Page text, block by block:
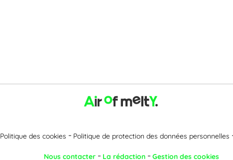
Politique des cookies Politique de protection des données personnelles
Nous contacter La rédaction Gestion des cookies